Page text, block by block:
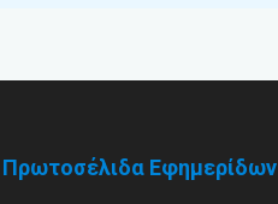
Πρωτοσέλιδα Εφημερίδων